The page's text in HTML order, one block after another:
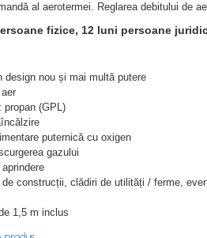
al aerotermei. Reglarea debitului de
fizice, 12 luni persoane
design nou și mai multă putere
propan (GPL)
puternică cu oxigen
gazului
construcții, clădiri de utilități / ferme,
1,5 m inclus